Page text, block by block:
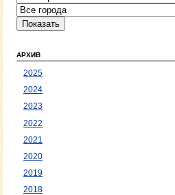
АРХИВ
2025
2024
2023
2022
2021
2020
2019
2018